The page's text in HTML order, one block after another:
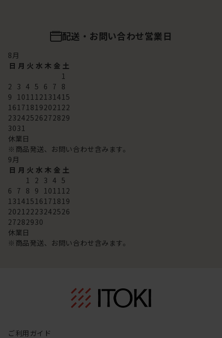
配送・お問い合わせ営業日
8月
日 月 火 水 木 金 土
1
2 3 4 5 6 7 8
9 101112131415
16171819202122
23242526272829
3031
休業日
※商品発送、お問い合わせ含みます。
9月
日 月 火 水 木 金 土
1 2 3 4 5
6 7 8 9 101112
13141516171819
20212223242526
27282930
休業日
※商品発送、お問い合わせ含みます。
ご利用ガイド